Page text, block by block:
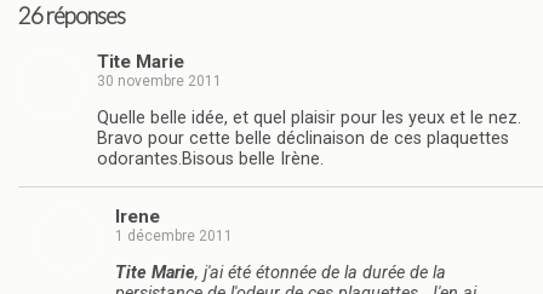
26 réponses
Tite Marie
30 novembre 2011
Quelle belle idée, et quel plaisir pour les yeux et le nez.
Bravo pour cette belle déclinaison de ces plaquettes
odorantes.Bisous belle Irène.
Irene
1 décembre 2011
Tite Marie, j'ai été étonnée de la durée de la